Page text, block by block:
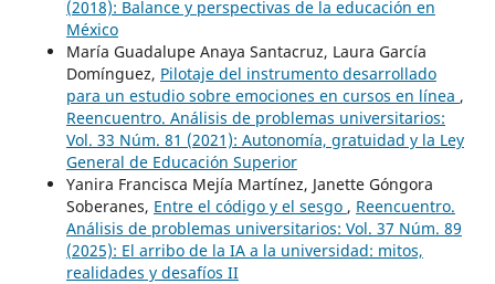
(2018): Balance y perspectivas de la educación en
México
María Guadalupe Anaya Santacruz, Laura García
Domínguez, Pilotaje del instrumento desarrollado
para un estudio sobre emociones en cursos en línea ,
Reencuentro. Análisis de problemas universitarios:
Vol. 33 Núm. 81 (2021): Autonomía, gratuidad y la Ley
General de Educación Superior
Yanira Francisca Mejía Martínez, Janette Góngora
Soberanes, Entre el código y el sesgo , Reencuentro.
Análisis de problemas universitarios: Vol. 37 Núm. 89
(2025): El arribo de la IA a la universidad: mitos,
realidades y desafíos II